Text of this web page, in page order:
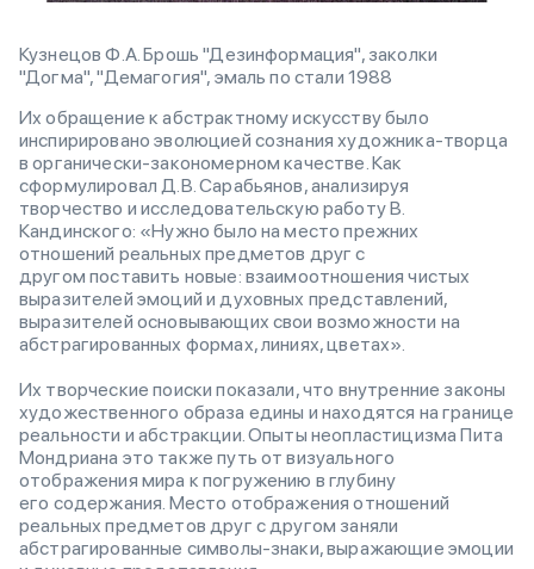
Кузнецов Ф.А. Брошь "Дезинформация", заколки
"Догма", "Демагогия", эмаль по стали 1988
Их обращение к абстрактному искусству было
инспирировано эволюцией сознания художника-творца
в органически-закономерном качестве. Как
сформулировал Д.В. Сарабьянов, анализируя
творчество и исследовательскую работу В.
Кандинского: «Нужно было на место прежних
отношений реальных предметов друг с
другом поставить новые: взаимоотношения чистых
выразителей эмоций и духовных представлений,
выразителей основывающих свои возможности на
абстрагированных формах, линиях, цветах».
Их творческие поиски показали, что внутренние законы
художественного образа едины и находятся на границе
реальности и абстракции. Опыты неопластицизма Пита
Мондриана это также путь от визуального
отображения мира к погружению в глубину
его содержания. Место отображения отношений
реальных предметов друг с другом заняли
абстрагированные символы-знаки, выражающие эмоции